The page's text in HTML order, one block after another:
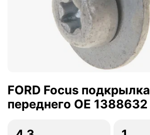
FORD Focus подкрылка
переднего OE 1388632